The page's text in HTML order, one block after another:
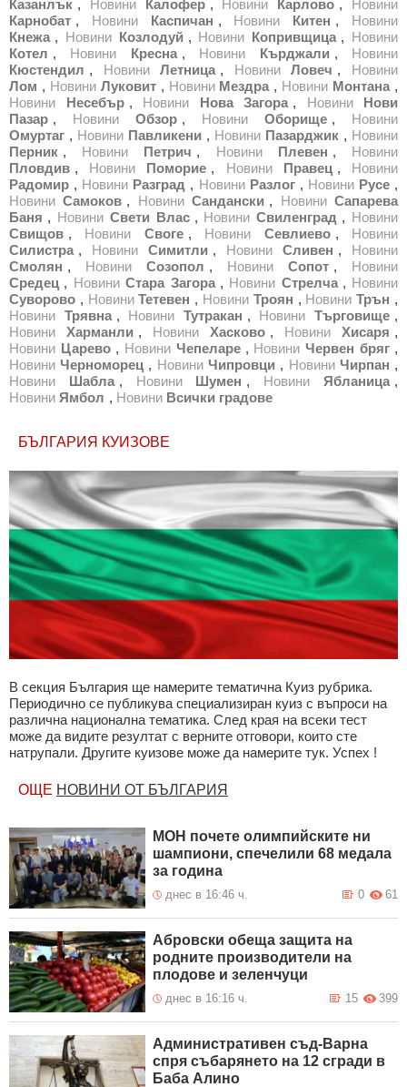
Казанлък , Новини Калофер , Новини Карлово ,
Новини
Карнобат , Новини Каспичан , Новини Китен , Новини
Кнежа , Новини Козлодуй , Новини Копривщица , Новини
Котел , Новини Кресна , Новини Кърджали , Новини
Кюстендил , Новини Летница , Новини Ловеч , Новини
Лом , Новини Луковит , Новини Мездра , Новини Монтана ,
Новини
Несебър , Новини Нова Загора , Новини
Нови
Пазар , Новини Обзор , Новини Оборище , Новини
Омуртаг , Новини Павликени , Новини Пазарджик , Новини
Перник , Новини Петрич , Новини Плевен , Новини
Пловдив , Новини Поморие , Новини Правец , Новини
Радомир , Новини Разград , Новини Разлог , Новини Русе ,
Новини Самоков , Новини Сандански , Новини Сапарева
Баня , Новини Свети Влас , Новини Свиленград , Новини
Свищов , Новини Своге , Новини Севлиево , Новини
Силистра , Новини Симитли , Новини Сливен , Новини
Смолян , Новини Созопол , Новини Сопот , Новини
Средец , Новини Стара Загора , Новини Стрелча , Новини
Суворово , Новини Тетевен , Новини Троян , Новини Трън ,
Новини Трявна , Новини Тутракан , Новини Търговище ,
Новини
Харманли , Новини Хасково , Новини Хисаря ,
Новини Царево , Новини Чепеларе , Новини Червен бряг ,
Новини Черноморец , Новини Чипровци , Новини Чирпан ,
Новини
Шабла , Новини Шумен , Новини Ябланица ,
Новини Ямбол , Новини Всички градове
БЪЛГАРИЯ КУИЗОВЕ
В секция България ще намерите тематична Куиз рубрика.
Периодично се публикува специализиран куиз с въпроси на
различна национална тематика. След края на всеки тест
може да видите резултат с верните отговори, които сте
натрупали. Другите куизове може да намерите тук. Успех !
ОЩЕ НОВИНИ ОТ БЪЛГАРИЯ
МОН почете олимпийските ни
шампиони, спечелили 68 медала
за година
днес в 16:46 ч. 61
0
Абровски обеща защита на
родните производители на
плодове и зеленчуци
днес в 16:16 ч. 399
15
Административен съд-Варна
спря събарянето на 12 сгради в
Баба Алино